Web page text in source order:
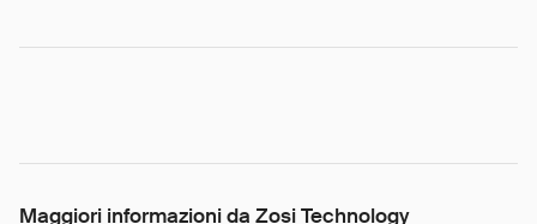
Maggiori informazioni da Zosi Technology